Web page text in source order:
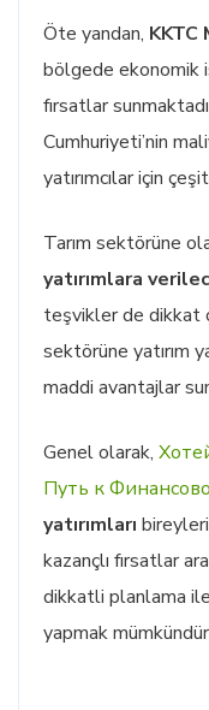
Öte yandan, KKTC
bölgede ekonomik
fırsatlar
Cumhuriyeti’nin
yatırımcılar için
Tarım sektörüne
yatırımlara
teşvikler de dikkat
sektörüne yatırım
maddi avantajlar
Genel olarak,
Путь к
yatırımları
kazançlı fırsatlar
dikkatli planlama
yapmak